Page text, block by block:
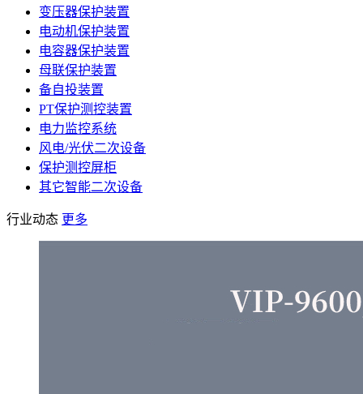
变压器保护装置
电动机保护装置
电容器保护装置
母联保护装置
备自投装置
PT保护测控装置
电力监控系统
风电/光伏二次设备
保护测控屏柜
其它智能二次设备
行业动态 更多